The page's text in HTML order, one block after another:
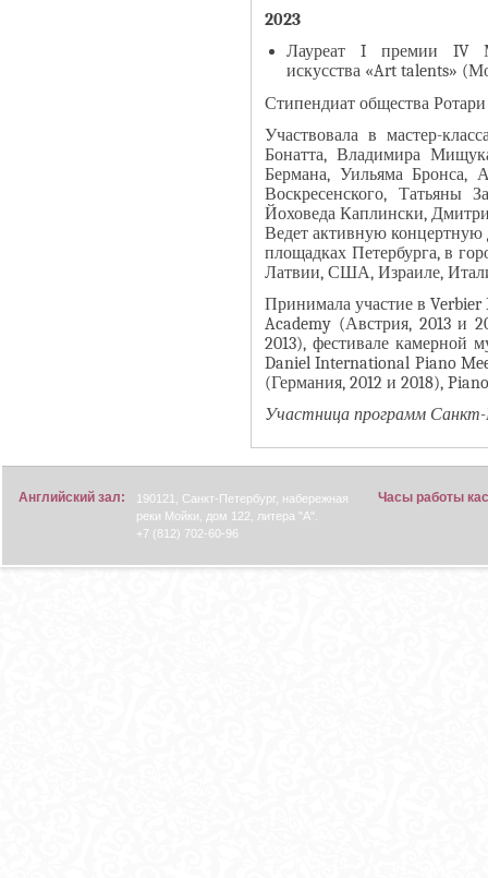
2023
Лауреат I премии IV
искусства «Art talents»
Стипендиат общества
Участвовала в мастер-
Бонатта, Владимира
Бермана, Уильяма Бронса,
Воскресенского, Татьяны
Йоховеда Каплински,
Ведет активную концертную
площадках Петербурга, в
Латвии, США, Израиле,
Принимала участие в
Academy (Австрия, 2013 и
2013), фестивале камерной
Daniel International Piano
(Германия, 2012 и 2018),
Участница программ Санкт-
Английский зал:
190121, Санкт-Петербург, набережная
реки Мойки, дом 122, литера "А".
+7 (812) 702-60-96
Часы работы